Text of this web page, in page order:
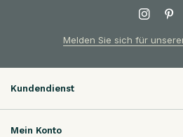
Melden Sie sich für
Kundendienst
Mein Konto